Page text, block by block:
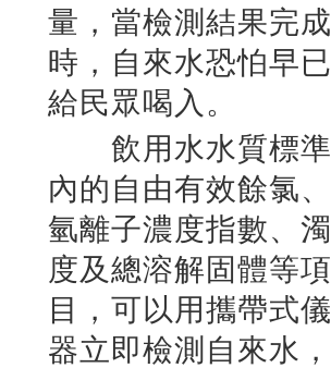
量，當檢測結果完成
時，自來水恐怕早已
給民眾喝入。
飲用水水質標準
內的自由有效餘氯、
氫離子濃度指數、濁
度及總溶解固體等項
目，可以用攜帶式儀
器立即檢測自來水，